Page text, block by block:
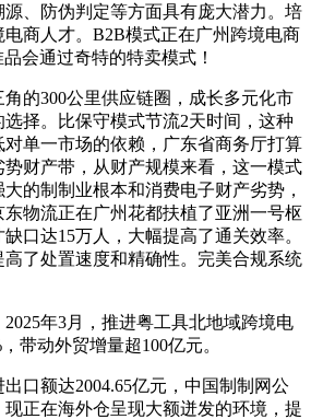
、防伪判定等方面具有庞大潜力。培
商人才。B2B模式正在广州跨境电商
会通过奇特的特卖模式！
300公里供应链圈，成长多元化市
择。比保守模式节流2天时间，这种
单一市场的依赖，广东省商务厅打算
势财产带，从财产规模来看，这一模式
的制制业根本和消费电子财产劣势，
物流正在广州花都扶植了亚洲一号枢
口达15万人，大幅提高了通关效率。
了处置速度和精确性。完美合规系统
年3月，推进粤工具北地域跨境电
带动外贸增量超100亿元。
口额达2004.65亿元，中国制制网公
正在海外仓呈现大额迸发的环境，提